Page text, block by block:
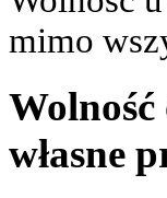
mimo
własne